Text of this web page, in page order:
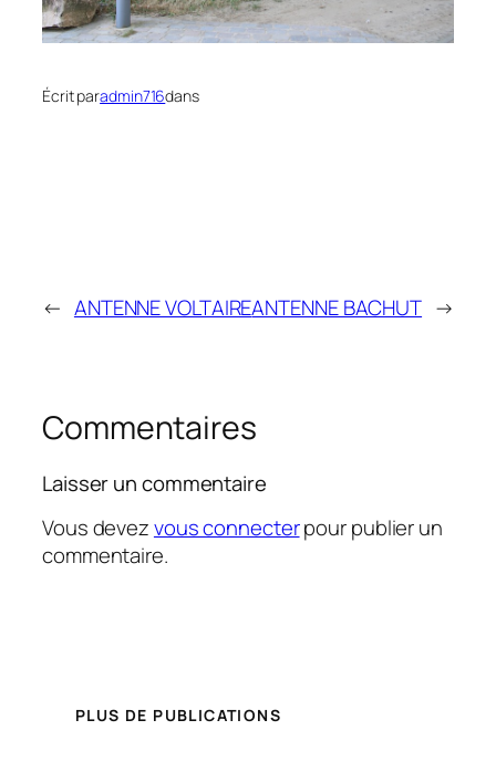
Écrit paradmin716dans
← ANTENNE VOLTAIREANTENNE BACHUT →
Commentaires
Laisser un commentaire
Vous devezvous connecterpour publier un
commentaire.
PLUS DE PUBLICATIONS